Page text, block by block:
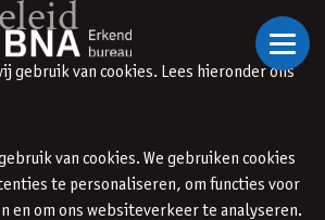
gebruik van cookies. Lees hieronder ons
van cookies. We gebruiken cookies
te personaliseren, om functies voor
en om ons websiteverkeer te analyseren.